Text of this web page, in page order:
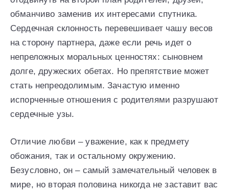
обманчиво заменив их интересами спутника.
Сердечная склонность перевешивает чашу весов
на сторону партнера, даже если речь идет о
непреложных моральных ценностях: сыновнем
долге, дружеских обетах. Но препятствие может
стать непреодолимым. Зачастую именно
испорченные отношения с родителями разрушают
сердечные узы.
Отличие любви – уважение, как к предмету
обожания, так и остальному окружению.
Безусловно, он – самый замечательный человек в
мире, но вторая половина никогда не заставит вас